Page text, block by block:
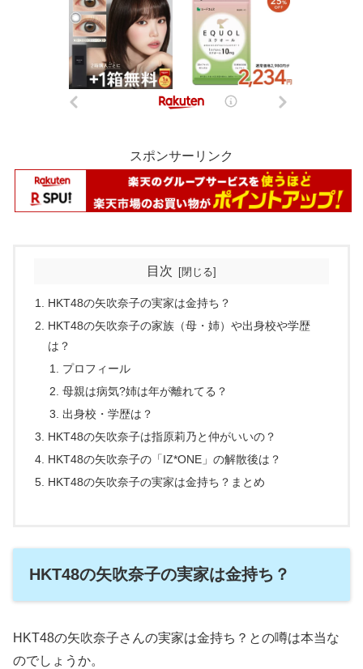
スポンサーリンク
目次
HKT48の矢吹奈子の実家は金持ち？
HKT48の矢吹奈子の家族（母・姉）や出身校や学歴
は？
プロフィール
母親は病気?姉は年が離れてる？
出身校・学歴は？
HKT48の矢吹奈子は指原莉乃と仲がいいの？
HKT48の矢吹奈子の「IZ*ONE」の解散後は？
HKT48の矢吹奈子の実家は金持ち？まとめ
HKT48の矢吹奈子の実家は金持ち？
HKT48の矢吹奈子さんの実家は金持ち？との噂は本当な
のでしょうか。